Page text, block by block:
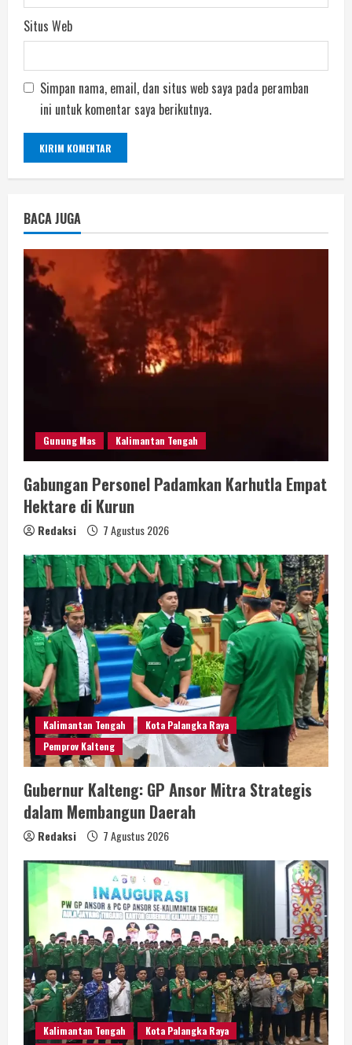
Situs Web
Simpan nama, email, dan situs web saya pada peramban
ini untuk komentar saya berikutnya.
BACA JUGA
Gunung Mas Kalimantan Tengah
Gabungan Personel Padamkan Karhutla Empat
Hektare di Kurun
Redaksi 7 Agustus 2026
Kalimantan Tengah
Kota Palangka Raya
Pemprov Kalteng
Gubernur Kalteng: GP Ansor Mitra Strategis
dalam Membangun Daerah
Redaksi 7 Agustus 2026
Kalimantan Tengah Kota Palangka Raya